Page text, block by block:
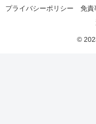
プライバシーポリシー 免責
©